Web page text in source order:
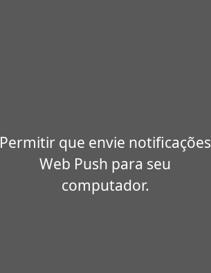
Permitir que envie notificações
Web Push para seu
computador.